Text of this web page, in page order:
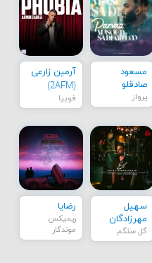
مسعود
صادقلو
پرواز
آرمین زارعی
(2AFM)
فوبیا
سهیل
مهرزادگان
گل سنگم
رضایا
ریمیکس
موندگار